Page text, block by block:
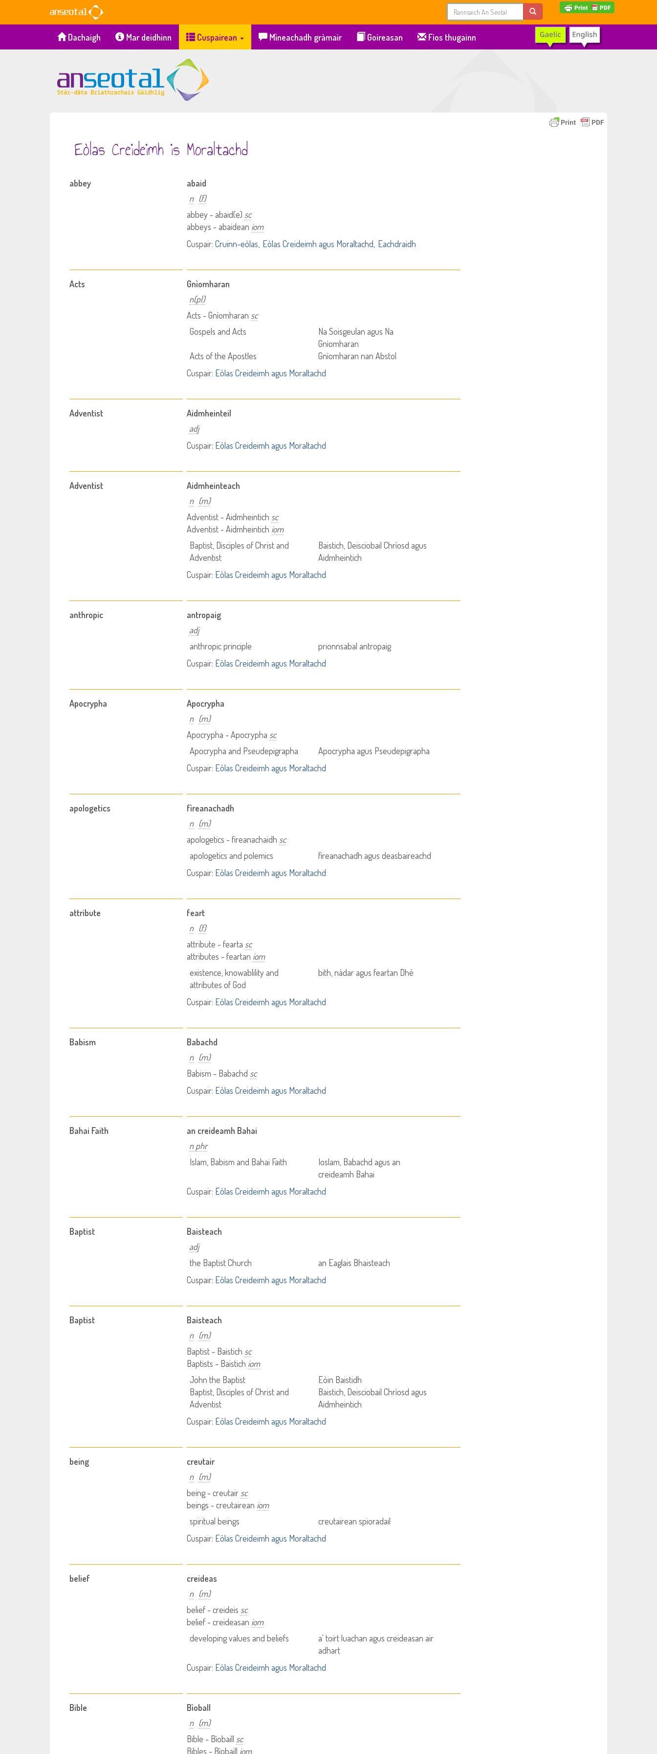
Dachaigh Mar deidhinn Cuspairean Mìneachadh gràmair Goireasan Fios thugainn
Eòlas Creideimh is Moraltachd
abbey
abaid
n (f)
abbey - abaid(e) sc
abbeys - abaidean iom
Cuspair: Cruinn-eòlas Eòlas Creideimh agus Moraltachd Eachdraidh
Acts
Gnìomharan
n(pl)
Acts - Gnìomharan sc
Gospels and Acts
Na Soisgeulan agus Na
Gnìomharan
Acts of the Apostles
Gnìomharan nan Abstol
Cuspair: Eòlas Creideimh agus Moraltachd
Adventist
Aidmheinteil
adj
Cuspair: Eòlas Creideimh agus Moraltachd
Adventist
Aidmheinteach
n (m)
Adventist - Aidmheintich sc
Adventist - Aidmheintich iom
Baptist, Disciples of Christ and
Adventist
Baistich, Deisciobail Chrìosd agus
Aidmheintich
Cuspair: Eòlas Creideimh agus Moraltachd
anthropic
antropaig
adj
anthropic principle
prionnsabal antropaig
Cuspair: Eòlas Creideimh agus Moraltachd
Apocrypha
Apocrypha
n (m)
Apocrypha - Apocrypha sc
Apocrypha and Pseudepigrapha
Apocrypha agus Pseudepigrapha
Cuspair: Eòlas Creideimh agus Moraltachd
apologetics
fìreanachadh
n (m)
apologetics - fìreanachaidh sc
apologetics and polemics
fìreanachadh agus deasbaireachd
Cuspair: Eòlas Creideimh agus Moraltachd
attribute
feart
n (f)
attribute - fearta sc
attributes - feartan iom
existence, knowablility and
attributes of God
bith, nàdar agus feartan Dhè
Cuspair: Eòlas Creideimh agus Moraltachd
Babism
Babachd
n (m)
Babism - Babachd sc
Cuspair: Eòlas Creideimh agus Moraltachd
Bahai Faith
an creideamh Bahai
n phr
Islam, Babism and Bahai Faith
Ioslam, Babachd agus an
creideamh Bahai
Cuspair: Eòlas Creideimh agus Moraltachd
Baptist
Baisteach
adj
the Baptist Church
an Eaglais Bhaisteach
Cuspair: Eòlas Creideimh agus Moraltachd
Baptist
Baisteach
n (m)
Baptist - Baistich sc
Baptists - Baistich iom
John the Baptist
Eòin Baistidh
Baptist, Disciples of Christ and
Adventist
Baistich, Deisciobail Chrìosd agus
Aidmheintich
Cuspair: Eòlas Creideimh agus Moraltachd
being
creutair
n (m)
being - creutair sc
beings - creutairean iom
spiritual beings
creutairean spioradail
Cuspair: Eòlas Creideimh agus Moraltachd
belief
creideas
n (m)
belief - creideis sc
belief - creideasan iom
developing values and beliefs
a' toirt luachan agus creideasan air
adhart
Cuspair: Eòlas Creideimh agus Moraltachd
Bible
Bìoball
n (m)
Bible - Bìobaill sc
Bibles - Bìobaill iom